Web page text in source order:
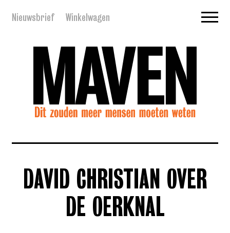
Nieuwsbrief Winkelwagen
DAVID CHRISTIAN OVER
DE OERKNAL